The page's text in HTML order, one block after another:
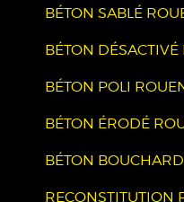
BÉTON SABLÉ
BÉTON DÉSACTIVÉ
BÉTON POLI
BÉTON ÉRODÉ
BÉTON
RECONSTITUTION